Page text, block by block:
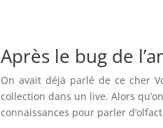
Après le bug de
On avait déjà parlé de ce cher
collection dans un live. Alors
connaissances pour parler